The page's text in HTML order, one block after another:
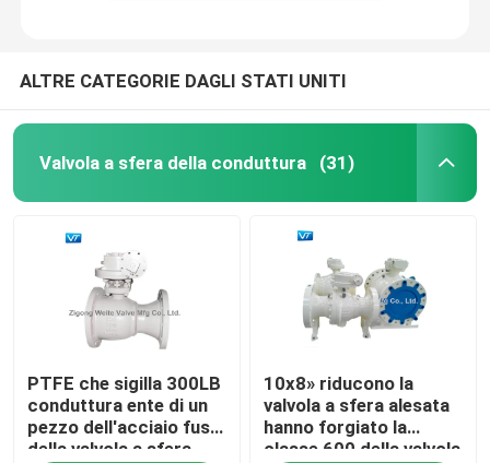
Casa
Prodotti
Circa noi
ALTRE CATEGORIE DAGLI STATI UNITI
Valvola a sfera della conduttura (31)
PTFE che sigilla 300LB
conduttura ente di un
pezzo dell'acciaio fuso
della valvola a sfera
10x8» riducono la
valvola a sfera alesata
hanno forgiato la
classe 600 della valvola